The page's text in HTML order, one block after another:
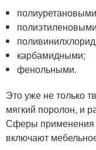
карбамидными;
фенольными.
Это уже не только
мягкий поролон, и
Сферы применения
включают